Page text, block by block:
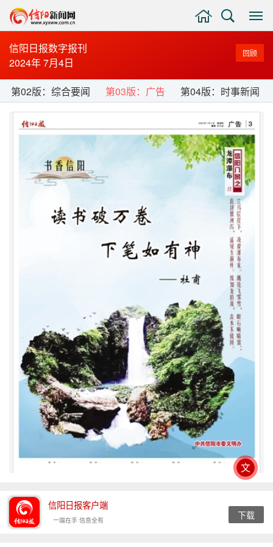
显
示
与
隐
侧
边
栏
搜
索
主
页
信阳日报数字报刊
2024年 7月4日
回顾
第02版：综合要闻 第03版：广告 第04版：时事新闻
信阳日报客户端
一端在手 信息全有 下载
文